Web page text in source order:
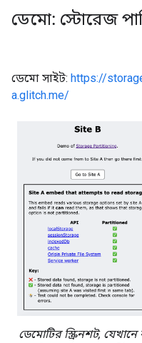
ডেমো: স্টোরেজ
ডেমো সাইট: https://
a.glitch.me/
ডেমোটির স্ক্রিনশট,